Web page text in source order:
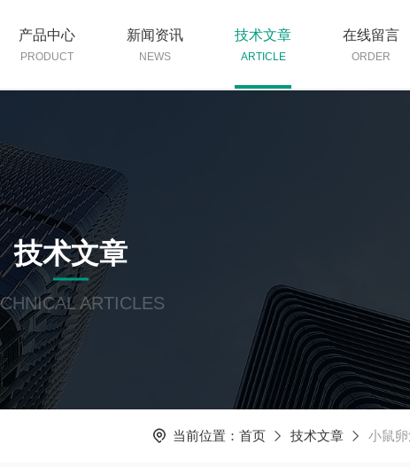
产品中心
PRODUCT
新闻资讯
NEWS
技术文章
ARTICLE
在线留言
ORDER
技术文章
ARTICLES
当前位置： 首页 技术文章 小鼠